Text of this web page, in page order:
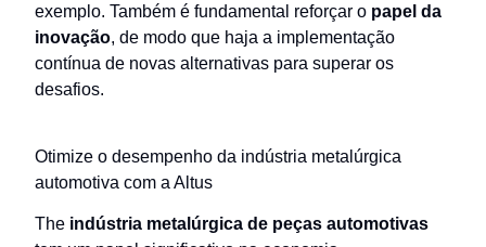
exemplo. Também é fundamental reforçar o papel da
inovação, de modo que haja a implementação
contínua de novas alternativas para superar os
desafios.
Otimize o desempenho da indústria metalúrgica
automotiva com a Altus
The indústria metalúrgica de peças automotivas